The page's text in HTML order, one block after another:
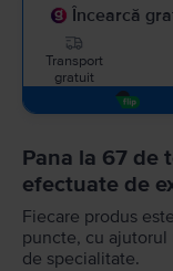
Încearcă
Transport
gratuit
Pana la 67 de
efectuate de
Fiecare produs
puncte, cu ajutorul
de specialitate.